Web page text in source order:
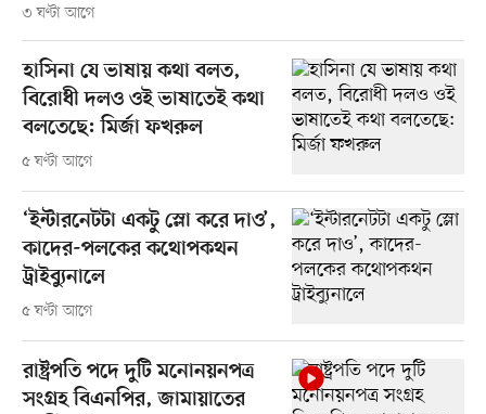
৩ ঘণ্টা আগে
হাসিনা যে ভাষায় কথা বলত,
বিরোধী দলও ওই ভাষাতেই কথা
বলতেছে: মির্জা ফখরুল
৫ ঘণ্টা আগে
‘ইন্টারনেটটা একটু স্লো করে দাও’,
কাদের-পলকের কথোপকথন
ট্রাইব্যুনালে
৫ ঘণ্টা আগে
রাষ্ট্রপতি পদে দুটি মনোনয়নপত্র
সংগ্রহ বিএনপির, জামায়াতের